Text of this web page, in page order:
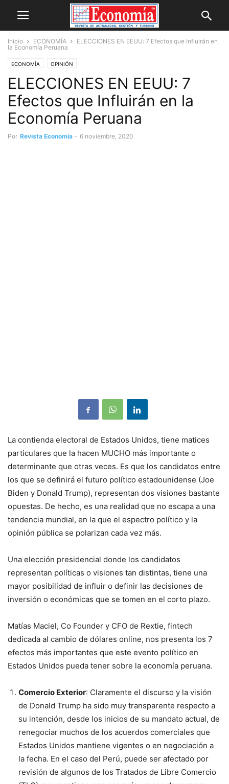
Inicio ECONOMÍA
ELECCIONES EN EEUU: 7 Efectos que Influirán en
la Economía Peruana
ECONOMÍA OPINIÓN
ELECCIONES EN EEUU: 7
Efectos que Influirán en la
Economía Peruana
Por Revista Economía - 6 noviembre, 2020
La contienda electoral de Estados Unidos, tiene matices
particulares que la hacen MUCHO más importante o
determinante que otras veces. Es que los candidatos entre
los que se definirá el futuro político estadounidense (Joe
Biden y Donald Trump), representan dos visiones bastante
opuestas. De hecho, es una realidad que no escapa a una
tendencia mundial, en la que el espectro político y la
opinión pública se polarizan cada vez más.
Una elección presidencial donde los candidatos
representan políticas o visiones tan distintas, tiene una
mayor posibilidad de influir o definir las decisiones de
inversión o económicas que se tomen en el corto plazo.
Matías Maciel, Co Founder y CFO de Rextie, fintech
dedicada al cambio de dólares online, nos presenta los 7
efectos más importantes que este evento político en
Estados Unidos pueda tener sobre la economía peruana.
Comercio Exterior: Claramente el discurso y la visión
de Donald Trump ha sido muy transparente respecto a
su intención, desde los inicios de su mandato actual, de
renegociar muchos de los acuerdos comerciales que
Estados Unidos mantiene vigentes o en negociación a
la fecha. En el caso del Perú, puede ser afectado por
revisión de algunos de los Tratados de Libre Comercio